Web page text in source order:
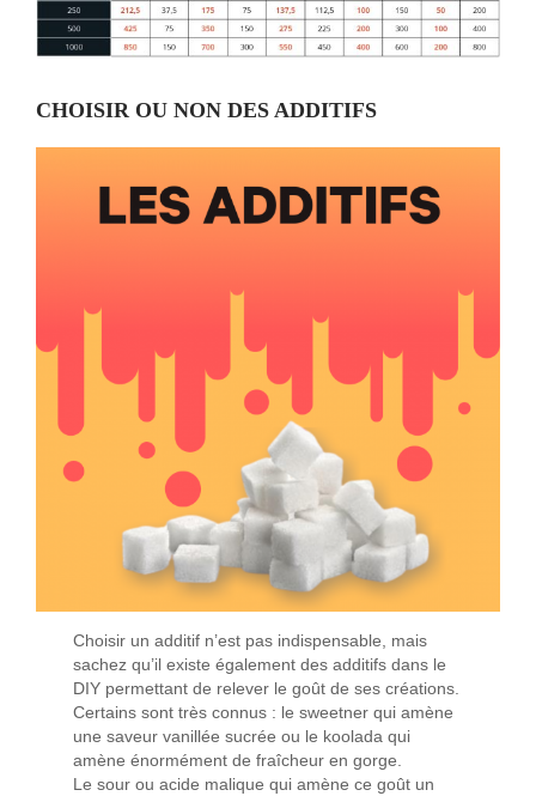
CHOISIR OU NON DES ADDITIFS
Choisir un additif n’est pas indispensable, mais
sachez qu’il existe également des additifs dans le
DIY permettant de relever le goût de ses créations.
Certains sont très connus : le sweetner qui amène
une saveur vanillée sucrée ou le koolada qui
amène énormément de fraîcheur en gorge.
Le sour ou acide malique qui amène ce goût un